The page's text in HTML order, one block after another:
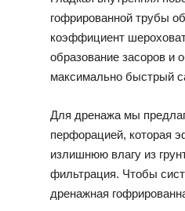
гофрированной трубы
коэффициент
образование засоров и
максимально быстрый
Для дренажа мы
перфорацией, которая
излишнюю влагу из
фильтрация. Чтобы
дренажная